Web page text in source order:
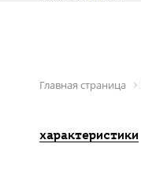
Главная страница
характеристики